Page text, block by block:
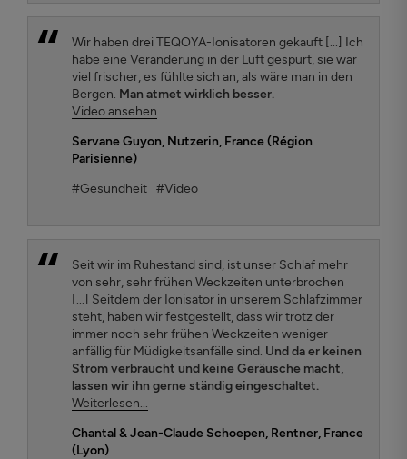
Wir haben drei TEQOYA-Ionisatoren gekauft [...] Ich
habe eine Veränderung in der Luft gespürt, sie war
viel frischer, es fühlte sich an, als wäre man in den
Bergen. Man atmet wirklich besser.
Video ansehen
Servane Guyon, Nutzerin, France (Région
Parisienne)
#Gesundheit
#Video
Seit wir im Ruhestand sind, ist unser Schlaf mehr
von sehr, sehr frühen Weckzeiten unterbrochen
[...] Seitdem der Ionisator in unserem Schlafzimmer
steht, haben wir festgestellt, dass wir trotz der
immer noch sehr frühen Weckzeiten weniger
anfällig für Müdigkeitsanfälle sind. Und da er keinen
Strom verbraucht und keine Geräusche macht,
lassen wir ihn gerne ständig eingeschaltet.
Weiterlesen...
Chantal & Jean-Claude Schoepen, Rentner, France
(Lyon)